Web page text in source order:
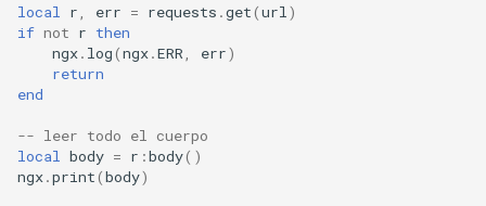
cookie-limit
coolkit
dav-ext
delay
local r err = requests .get(url )
if not r then
ngx. log(ngx.ERR err)
return
end
-- leer todo el cuerpo
local
body = r :body()
ngx.print(body)